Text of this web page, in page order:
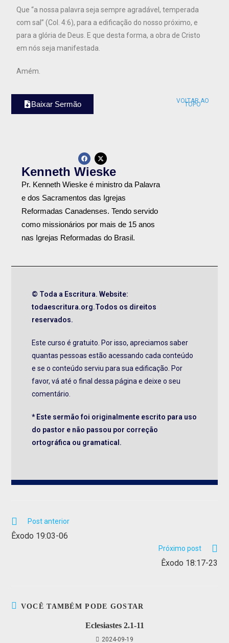
Que “a nossa palavra seja sempre agradável, temperada
com sal” (Col. 4:6), para a edificação do nosso próximo, e
para a glória de Deus. E que desta forma, a obra de Cristo
em nós seja manifestada.
Amém.
Baixar Sermão VOLTAR AO
TOPO
Kenneth Wieske
Pr. Kenneth Wieske é ministro da Palavra
e dos Sacramentos das Igrejas
Reformadas Canadenses. Tendo servido
como missionários por mais de 15 anos
nas Igrejas Reformadas do Brasil.
© Toda a Escritura. Website:
todaescritura.org.Todos os direitos
reservados.
Este curso é gratuito. Por isso, apreciamos saber
quantas pessoas estão acessando cada conteúdo
e se o conteúdo serviu para sua edificação. Por
favor, vá até o final dessa página e deixe o seu
comentário.
* Este sermão foi originalmente escrito para uso
do pastor e não passou por correção
ortográfica ou gramatical.
Post anterior
Êxodo 19:03-06
Próximo post
Êxodo 18:17-23
VOCÊ TAMBÉM PODE GOSTAR
Eclesiastes 2.1-11
2024-09-19